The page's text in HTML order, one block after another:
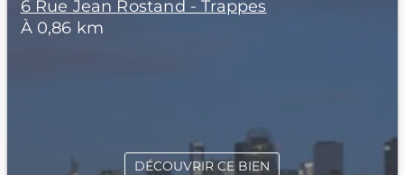
6 Rue Jean Rostand - Trappes
À 0,86 km
DÉCOUVRIR CE BIEN